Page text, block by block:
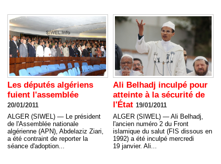
Les députés algériens
fuient l'assemblée
20/01/2011
ALGER (SIWEL) — Le président
de l'Assemblée nationale
algérienne (APN), Abdelaziz Ziari,
a été contraint de reporter la
séance d'adoption...
Ali Belhadj inculpé pour
atteinte à la sécurité de
l'État 19/01/2011
ALGER (SIWEL) — Ali Belhadj,
l'ancien numéro 2 du Front
islamique du salut (FIS dissous en
1992) a été inculpé mercredi
19 janvier. Ali...